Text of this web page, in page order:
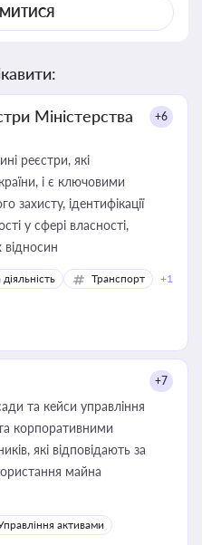
Міністерства
+6
реєстри, які
і є ключовими
захисту, ідентифікації
у сфері власності,
відносин
Транспорт +1
+7
та кейси управління
корпоративними
які відповідають за
майна
активами